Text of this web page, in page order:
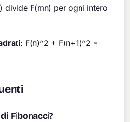
divide F(mn) per ogni intero
: F(n)^2 + F(n+1)^2 =
Fibonacci?